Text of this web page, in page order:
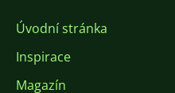
Úvodní stránka
Inspirace
Magazín